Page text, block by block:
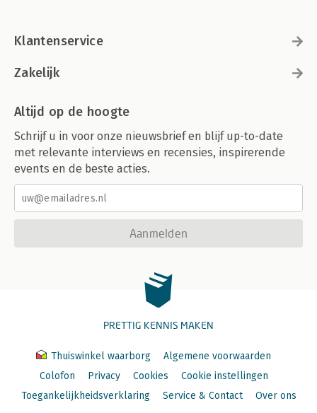
Klantenservice
Zakelijk
Altijd op de hoogte
Schrijf u in voor onze nieuwsbrief en blijf up-to-date
met relevante interviews en recensies, inspirerende
events en de beste acties.
Aanmelden
PRETTIG KENNIS MAKEN
Thuiswinkel waarborg
Algemene voorwaarden
Colofon
Privacy Cookies
Cookie instellingen
Toegankelijkheidsverklaring
Service & Contact Over ons